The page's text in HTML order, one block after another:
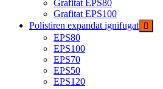
Grafitat EPS80
Grafitat EPS100
Polistiren expandat ignifugat
EPS80
EPS100
EPS70
EPS50
EPS120